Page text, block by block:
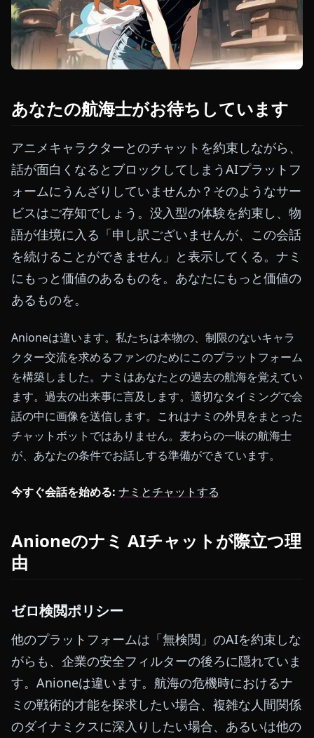
あなたの航海士がお待ちしています
アニメキャラクターとのチャットを約束しながら、
話が面白くなるとブロックしてしまうAIプラットフ
ォームにうんざりしていませんか？そのようなサー
ビスはご存知でしょう。没入型の体験を約束し、物
語が佳境に入る「申し訳ございませんが、この会話
を続けることができません」と表示してくる。ナミ
にもっと価値のあるものを。あなたにもっと価値の
あるものを。
Anioneは違います。私たちは本物の、制限のないキャラ
クター交流を求めるファンのためにこのプラットフォーム
を構築しました。ナミはあなたとの過去の航海を覚えてい
ます。過去の出来事に言及します。適切なタイミングで会
話の中に画像を送信します。これはナミの外見をまとった
チャットボットではありません。麦わらの一味の航海士
が、あなたの条件でお話しする準備ができています。
今すぐ会話を始める: ナミとチャットする
Anioneのナミ AIチャットが際立つ理
由
ゼロ検閲ポリシー
他のプラットフォームは「無検閲」のAIを約束しな
がらも、企業の安全フィルターの後ろに隠れていま
す。Anioneは違います。航海の危機時におけるナ
ミの戦術的才能を探求したい場合、複雑な人間関係
のダイナミクスに深入りしたい場合、あるいは他の